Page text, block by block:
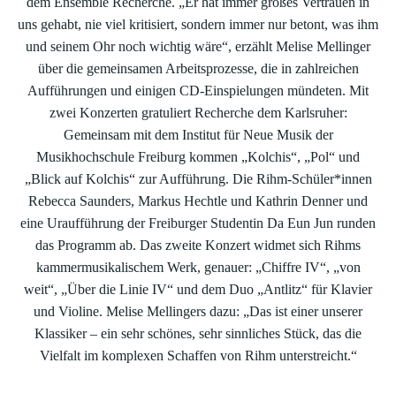
uns gehabt, nie viel kritisiert, sondern immer nur betont, was ihm
und seinem Ohr noch wichtig wäre“, erzählt Melise Mellinger
über die gemeinsamen Arbeitsprozesse, die in zahlreichen
Aufführungen und einigen CD-Einspielungen mündeten. Mit
zwei Konzerten gratuliert Recherche dem Karlsruher:
Gemeinsam mit dem Institut für Neue Musik der
Musikhochschule Freiburg kommen „Kolchis“, „Pol“ und
„Blick auf Kolchis“ zur Aufführung. Die Rihm-Schüler*innen
Rebecca Saunders, Markus Hechtle und Kathrin Denner und
eine Uraufführung der Freiburger Studentin Da Eun Jun runden
das Programm ab. Das zweite Konzert widmet sich Rihms
kammermusikalischem Werk, genauer: „Chiffre IV“, „von
weit“, „Über die Linie IV“ und dem Duo „Antlitz“ für Klavier
und Violine. Melise Mellingers dazu: „Das ist einer unserer
Klassiker – ein sehr schönes, sehr sinnliches Stück, das die
Vielfalt im komplexen Schaffen von Rihm unterstreicht.“